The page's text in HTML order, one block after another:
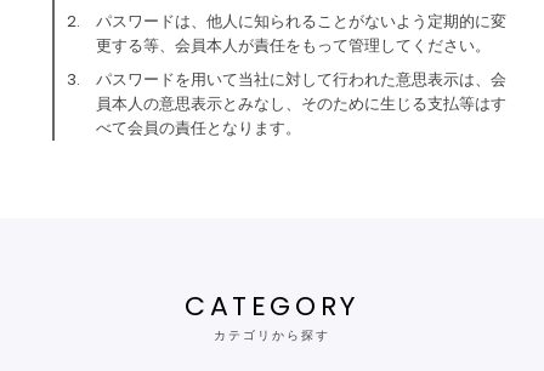
パスワードは、他人に知られることがないよう定期的に変
更する等、会員本人が責任をもって管理してください。
パスワードを用いて当社に対して行われた意思表示は、会
員本人の意思表示とみなし、そのために生じる支払等はす
べて会員の責任となります。
CATEGORY
カテゴリから探す